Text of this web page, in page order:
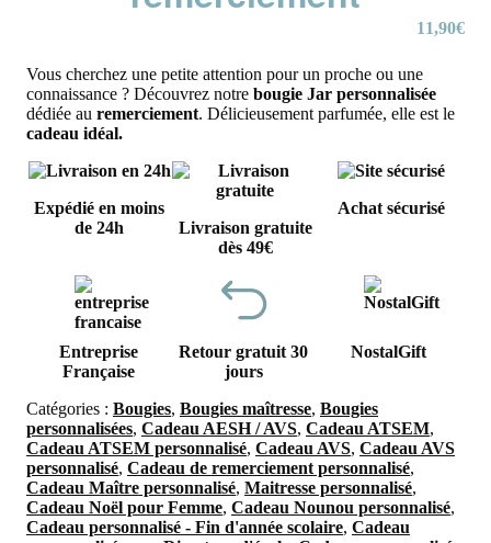
11,90€
Vous cherchez une petite attention pour un proche ou une
connaissance ? Découvrez notre bougie Jar personnalisée
dédiée au remerciement. Délicieusement parfumée, elle est le
cadeau idéal.
Expédié en moins
de 24h
Livraison gratuite
dès 49€
Achat sécurisé
Entreprise
Française
Retour gratuit 30
jours
NostalGift
Catégories : Bougies, Bougies maîtresse, Bougies
personnalisées, Cadeau AESH / AVS, Cadeau ATSEM,
Cadeau ATSEM personnalisé, Cadeau AVS, Cadeau AVS
personnalisé, Cadeau de remerciement personnalisé,
Cadeau Maître personnalisé, Maitresse personnalisé,
Cadeau Noël pour Femme, Cadeau Nounou personnalisé,
Cadeau personnalisé - Fin d'année scolaire, Cadeau